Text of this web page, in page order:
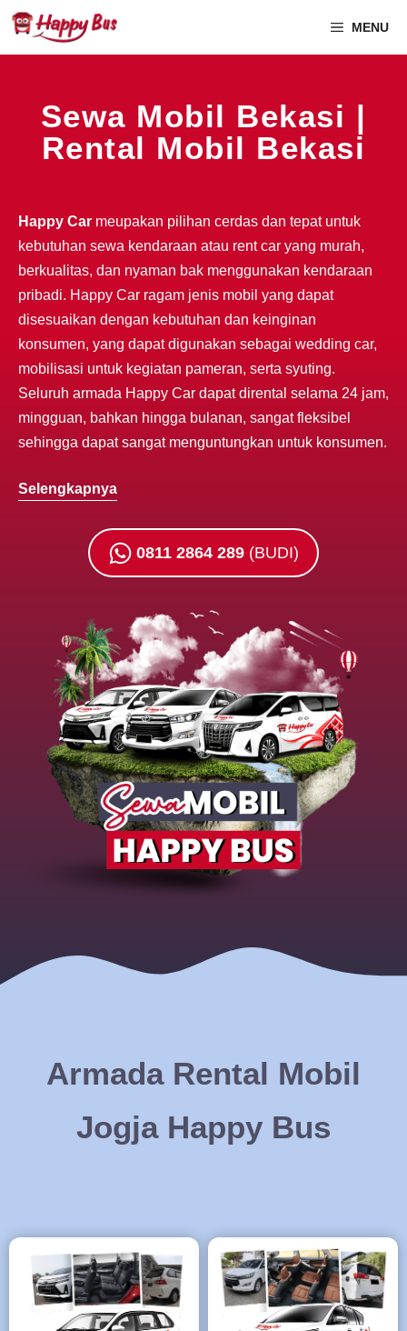
MENU
Sewa Mobil Bekasi |
Rental Mobil Bekasi
Happy Car meupakan pilihan cerdas dan tepat untuk
kebutuhan sewa kendaraan atau rent car yang murah,
berkualitas, dan nyaman bak menggunakan kendaraan
pribadi. Happy Car ragam jenis mobil yang dapat
disesuaikan dengan kebutuhan dan keinginan
konsumen, yang dapat digunakan sebagai wedding car,
mobilisasi untuk kegiatan pameran, serta syuting.
Seluruh armada Happy Car dapat dirental selama 24 jam,
mingguan, bahkan hingga bulanan, sangat fleksibel
sehingga dapat sangat menguntungkan untuk konsumen.
Selengkapnya
0811 2864 289 (BUDI)
Armada Rental Mobil
Jogja Happy Bus